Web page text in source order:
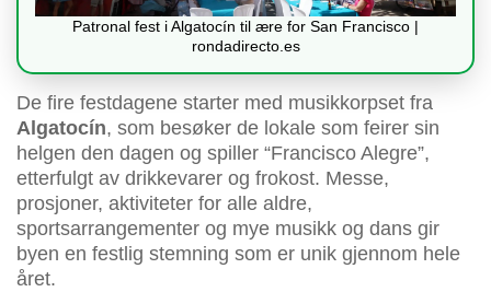
Patronal fest i Algatocín til ære for San Francisco |
rondadirecto.es
De fire festdagene starter med musikkorpset fra
Algatocín, som besøker de lokale som feirer sin
helgen den dagen og spiller “Francisco Alegre”,
etterfulgt av drikkevarer og frokost. Messe,
prosjoner, aktiviteter for alle aldre,
sportsarrangementer og mye musikk og dans gir
byen en festlig stemning som er unik gjennom hele
året.